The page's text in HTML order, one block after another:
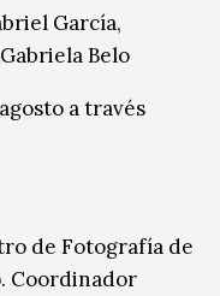
García,
Belo
a través
de Fotografía de
Coordinador